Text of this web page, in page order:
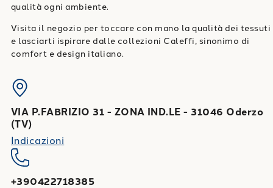
qualità ogni ambiente.
Visita il negozio per toccare con mano la qualità dei tessuti
e lasciarti ispirare dalle collezioni Caleffi, sinonimo di
comfort e design italiano.
VIA P.FABRIZIO 31 - ZONA IND.LE - 31046 Oderzo
(TV)
Indicazioni
+390422718385